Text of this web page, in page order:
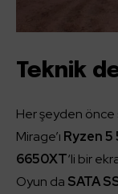
Teknik
Her şeyden önce
Mirage’ı Ryzen
6650XT‘li bir
Oyun da SATA